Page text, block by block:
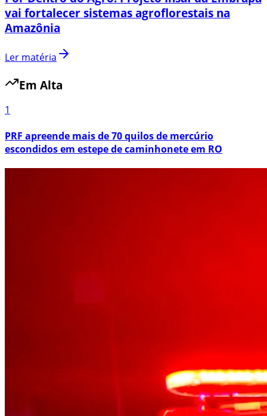
vai fortalecer sistemas agroflorestais na
Amazônia
Ler matéria
Em Alta
1
PRF apreende mais de 70 quilos de mercúrio
escondidos em estepe de caminhonete em RO